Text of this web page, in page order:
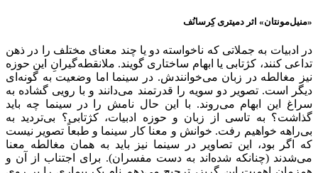
«منیل‌مونتان» اثر دمیتری کِرسانُف
در ادبیات به جملاتی که ناخواسته دو یا چند معنای مختلف را در ذهن
تداعی کنند، کژتابی یا ابهام ساختاری گویند. ملانقطه‌گیرانِ این حوزه
نیز مغالطه در زبان می‌خوانندش. در سینما اما وضعیت به گونه‌ای
دیگر است. تصویر دو سویه را قدرتمند می‌دانند و با رویی گشاده به
سراغ این ابهام می‌روند. با این حال نامش را در سینما چه باید
گذاشت؟ به تاسی از زبان و حوزه ادبیات، کژتابی؟ بی‌تردید به
بی‌راهه خواهیم رفت. خوانش و معنا کار سینما و طبعاً تصویر نیست
که اگر بود، این تصاویر در سینما نیز باید به همان مغالطه معنا
می‌شدند (چنانکه شده‌اند به دست مفسران). برای اجتناب از آن و